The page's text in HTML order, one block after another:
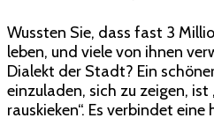
Wussten Sie, dass fast 3
leben, und viele von ihnen
Dialekt der Stadt? Ein
einzuladen, sich zu zeigen, ist
rauskieken“. Es verbindet